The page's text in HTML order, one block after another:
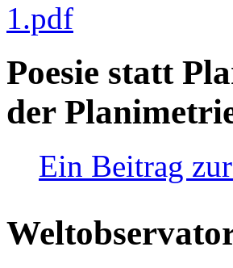
1.pdf
Poesie statt
der
Ein Beitrag